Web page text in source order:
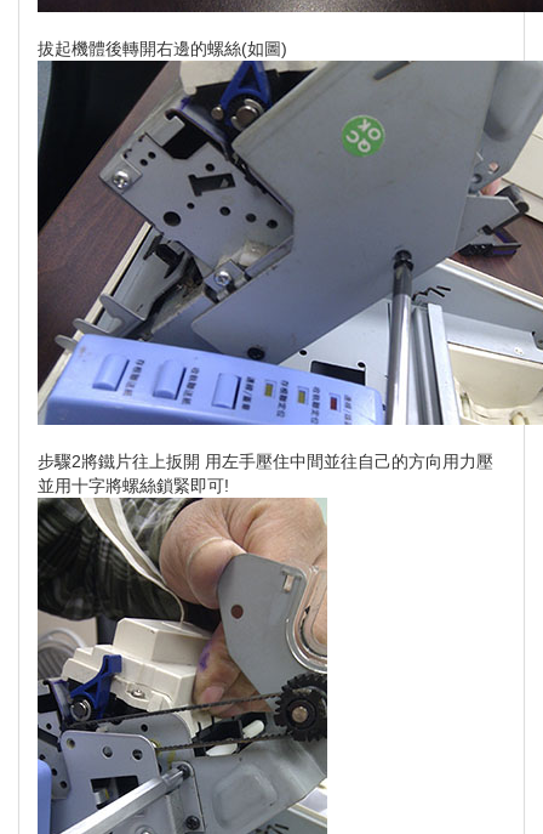
拔起機體後轉開右邊的螺絲(如圖)
步驟2將鐵片往上扳開 用左手壓住中間並往自己的方向用力壓
並用十字將螺絲鎖緊即可!